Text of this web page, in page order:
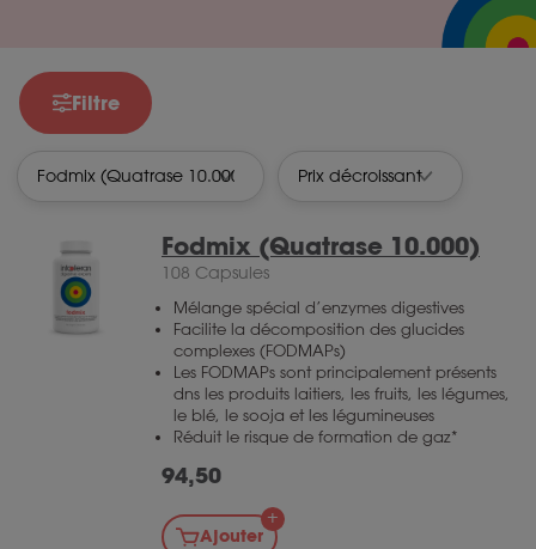
Filtre
Fodmix (Quatrase 10.000)
108 Capsules
Mélange spécial d’enzymes digestives
Facilite la décomposition des glucides
complexes (FODMAPs)
Les FODMAPs sont principalement présents
dns les produits laitiers, les fruits, les légumes,
le blé, le sooja et les légumineuses
Réduit le risque de formation de gaz*
94,50
Ajouter